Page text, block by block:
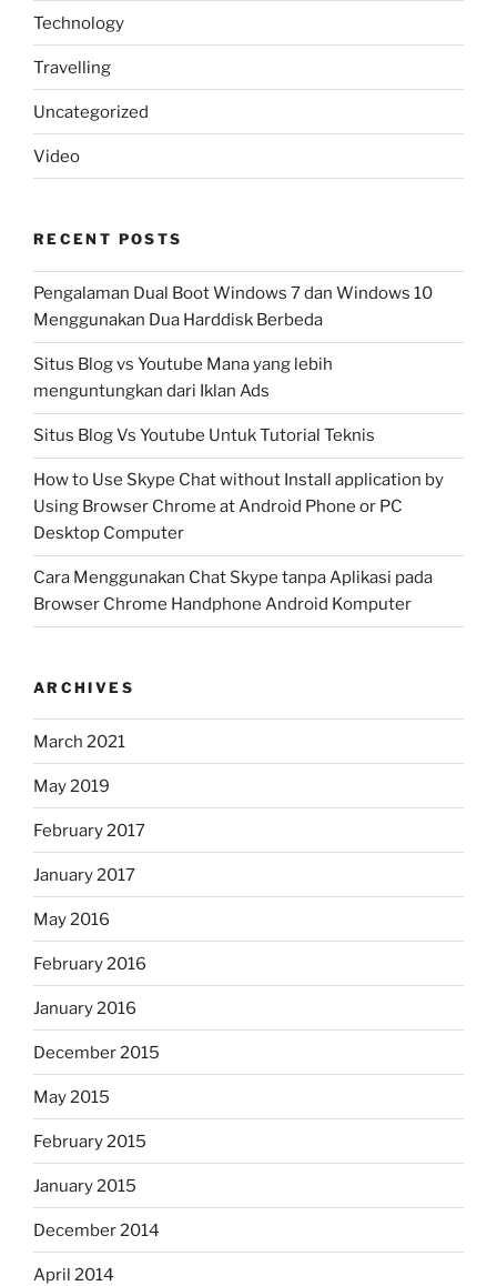
Technology
Travelling
Uncategorized
Video
RECENT POSTS
Pengalaman Dual Boot Windows 7 dan Windows 10
Menggunakan Dua Harddisk Berbeda
Situs Blog vs Youtube Mana yang lebih
menguntungkan dari Iklan Ads
Situs Blog Vs Youtube Untuk Tutorial Teknis
How to Use Skype Chat without Install application by
Using Browser Chrome at Android Phone or PC
Desktop Computer
Cara Menggunakan Chat Skype tanpa Aplikasi pada
Browser Chrome Handphone Android Komputer
ARCHIVES
March 2021
May 2019
February 2017
January 2017
May 2016
February 2016
January 2016
December 2015
May 2015
February 2015
January 2015
December 2014
April 2014